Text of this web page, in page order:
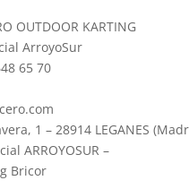
OUTDOOR KARTING
ArroyoSur
65 70
1 – 28914 LEGANES
ARROYOSUR –
Bricor